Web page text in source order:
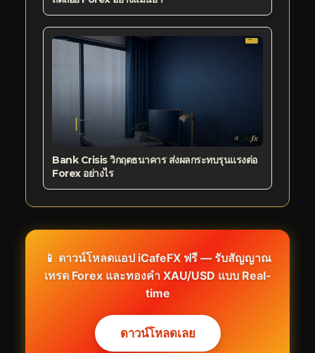
Bank Crisis วิกฤตธนาคาร ส่งผลกระทบรุนแรงต่อ
Forex อย่างไร
📱 ดาวน์โหลดแอป iCafeFX ฟรี — รับสัญญาณ
เทรด Forex และทองคำ XAU/USD แบบ Real-
time
ดาวน์โหลดเลย